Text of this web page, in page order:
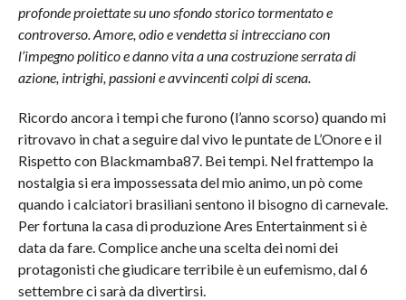
profonde proiettate su uno sfondo storico tormentato e
controverso. Amore, odio e vendetta si intrecciano con
l’impegno politico e danno vita a una costruzione serrata di
azione, intrighi, passioni e avvincenti colpi di scena.
Ricordo ancora i tempi che furono (l’anno scorso) quando mi
ritrovavo in chat a seguire dal vivo le puntate de L’Onore e il
Rispetto con Blackmamba87. Bei tempi. Nel frattempo la
nostalgia si era impossessata del mio animo, un pò come
quando i calciatori brasiliani sentono il bisogno di carnevale.
Per fortuna la casa di produzione Ares Entertainment si è
data da fare. Complice anche una scelta dei nomi dei
protagonisti che giudicare terribile è un eufemismo, dal 6
settembre ci sarà da divertirsi.